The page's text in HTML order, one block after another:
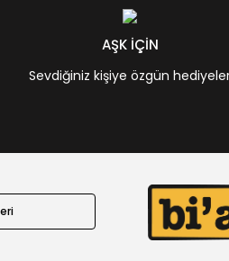
AŞK İÇİN
Sevdiğiniz kişiye özgün